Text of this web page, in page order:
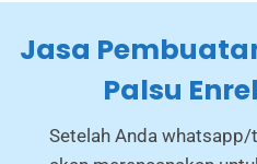
Jasa
Palsu
Setelah Anda